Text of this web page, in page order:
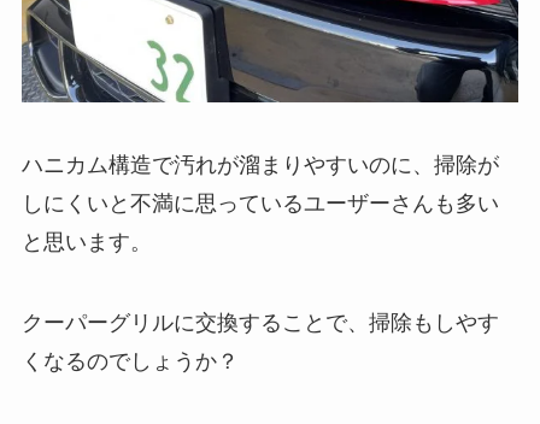
ハニカム構造で汚れが溜まりやすいのに、掃除が
しにくいと不満に思っているユーザーさんも多い
と思います。
クーパーグリルに交換することで、掃除もしやす
くなるのでしょうか？